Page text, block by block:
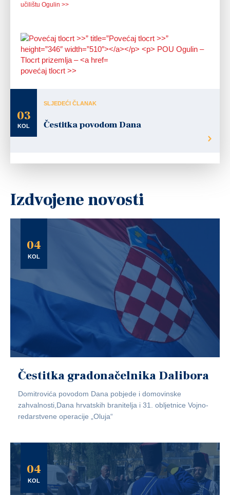
učilištu Ogulin >>
povećaj tlocrt >>
03
KOL
SLJEDEĆI ČLANAK
Čestitka povodom Dana
Izdvojene novosti
04
KOL
Čestitka gradonačelnika Dalibora
Domitrovića povodom Dana pobjede i domovinske
zahvalnosti,Dana hrvatskih branitelja i 31. obljetnice Vojno-
redarstvene operacije „Oluja“
04
KOL